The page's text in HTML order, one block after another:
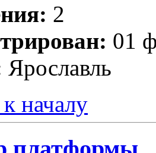
2
01
Ярославль
началу